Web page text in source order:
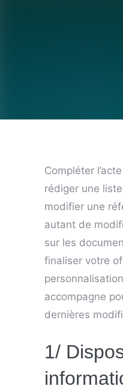
Compléter
rédiger une
modifier une
autant de
sur les
finaliser votre
accompagne
dernières
1/